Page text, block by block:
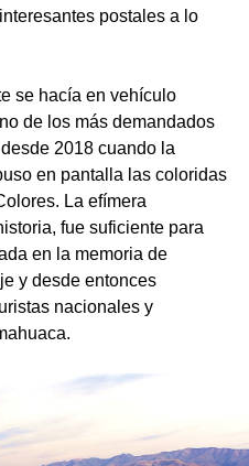
postales a lo
se hacía en vehículo
de los más demandados
2018 cuando la
en pantalla las coloridas
La efímera
fue suficiente para
en la memoria de
y desde entonces
nacionales y